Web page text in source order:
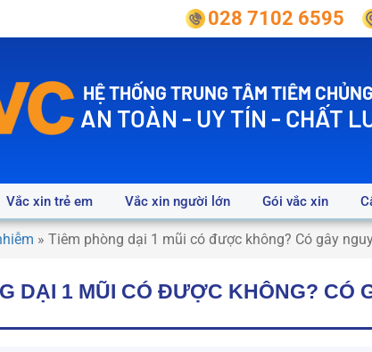
028 7102 6595
HỆ THỐNG TRUNG TÂM TIÊM
AN TOÀN - UY TÍN - CHẤT
Vắc xin trẻ em Vắc xin người lớn Gói vắc xin
» Tiêm phòng dại 1 mũi có được không? Có gây
DẠI 1 MŨI CÓ ĐƯỢC KHÔNG? CÓ